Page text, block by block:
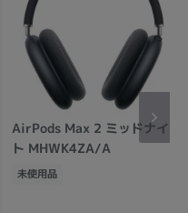
AirPods Max 2 ミッドナイ
ト MHWK4ZA/A
未使用品